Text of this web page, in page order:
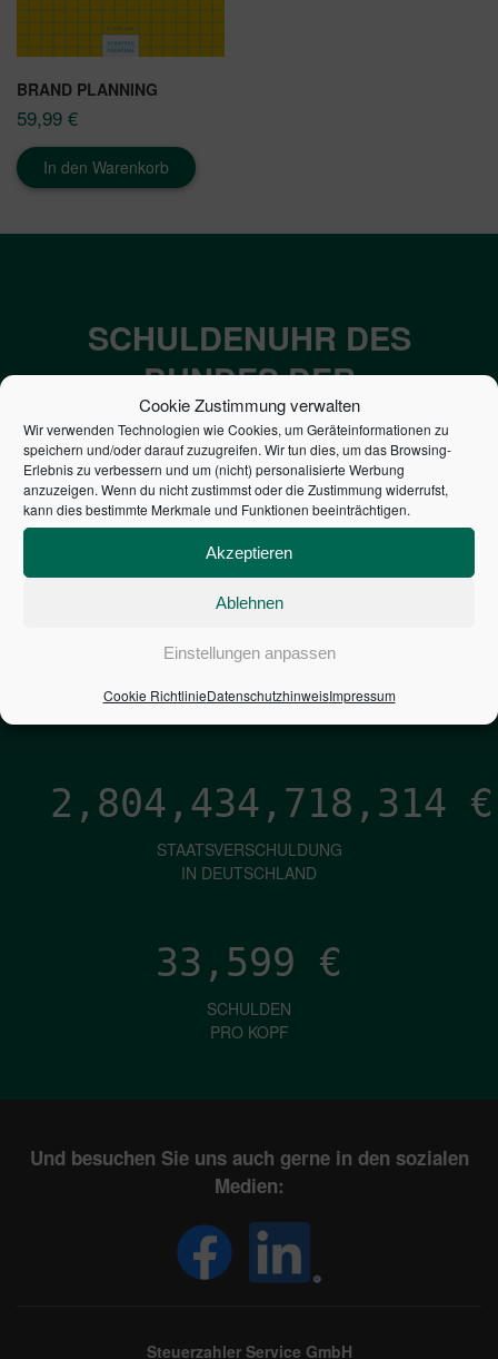
Cookie Zustimmung verwalten
Wir verwenden Technologien wie Cookies, um Geräteinformationen zu
speichern und/oder darauf zuzugreifen. Wir tun dies, um das Browsing-
Erlebnis zu verbessern und um (nicht) personalisierte Werbung
anzuzeigen. Wenn du nicht zustimmst oder die Zustimmung widerrufst,
kann dies bestimmte Merkmale und Funktionen beeinträchtigen.
Akzeptieren
Ablehnen
Einstellungen anpassen
Cookie RichtlinieDatenschutzhinweisImpressum
BRAND PLANNING
59,99 €
In den Warenkorb
SCHULDENUHR DES
BUNDES DER
STEUERZAHLER
7,052€
NEUVERSCHULDUNG
PRO SEKUNDE
1,601€
ZINSEN
2,804,434,719,548 €
STAATSVERSCHULDUNG
IN DEUTSCHLAND
33,599 €
SCHULDEN
PRO KOPF
Und besuchen Sie uns auch gerne in den sozialen
Medien:
Steuerzahler Service GmbH